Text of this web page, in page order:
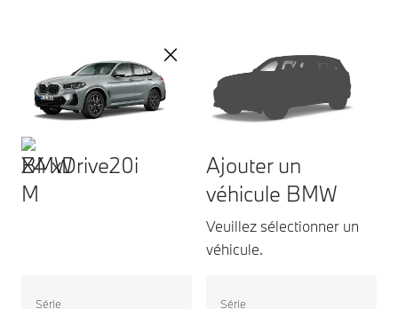
X4 xDrive20i
Série
Ajouter un
véhicule BMW
Veuillez sélectionner un
véhicule.
Série